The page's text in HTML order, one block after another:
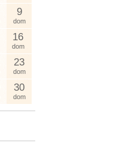
9
dom
16
dom
23
dom
30
dom